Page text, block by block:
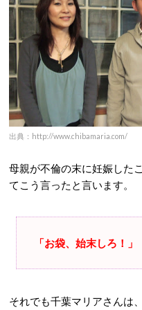
出典：http://www.chibamaria.com/
母親が不倫の末に妊娠した
てこう言ったと言います。
「お袋、始末しろ！」
それでも千葉マリアさんは